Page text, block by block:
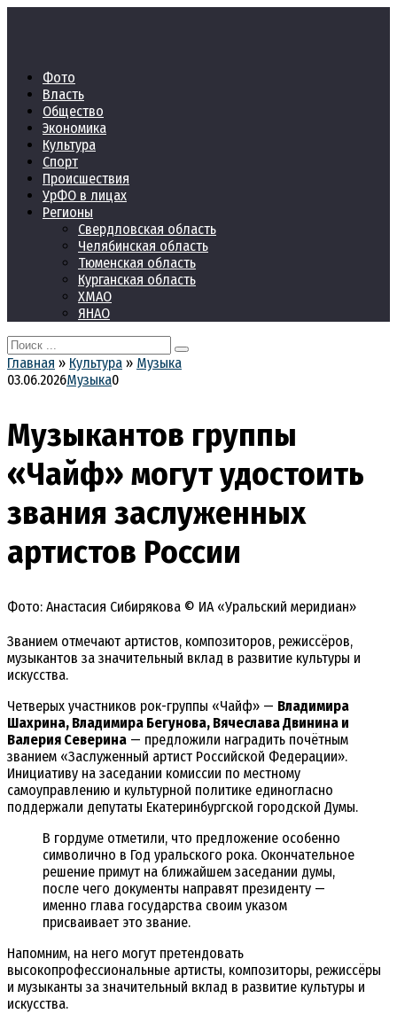
Фото
Власть
Общество
Экономика
Культура
Спорт
Происшествия
УрФО в лицах
Регионы
Свердловская область
Челябинская область
Тюменская область
Курганская область
ХМАО
ЯНАО
Search
for:
Главная » Культура » Музыка
03.06.2026Музыка0
Музыкантов группы
«Чайф» могут удостоить
звания заслуженных
артистов России
Фото: Анастасия Сибирякова © ИА «Уральский меридиан»
Званием отмечают артистов, композиторов, режиссёров,
музыкантов за значительный вклад в развитие культуры и
искусства.
Четверых участников рок-группы «Чайф» — Владимира
Шахрина, Владимира Бегунова, Вячеслава Двинина и
Валерия Северина — предложили наградить почётным
званием «Заслуженный артист Российской Федерации».
Инициативу на заседании комиссии по местному
самоуправлению и культурной политике единогласно
поддержали депутаты Екатеринбургской городской Думы.
В гордуме отметили, что предложение особенно
символично в Год уральского рока. Окончательное
решение примут на ближайшем заседании думы,
после чего документы направят президенту —
именно глава государства своим указом
присваивает это звание.
Напомним, на него могут претендовать
высокопрофессиональные артисты, композиторы, режиссёры
и музыканты за значительный вклад в развитие культуры и
искусства.